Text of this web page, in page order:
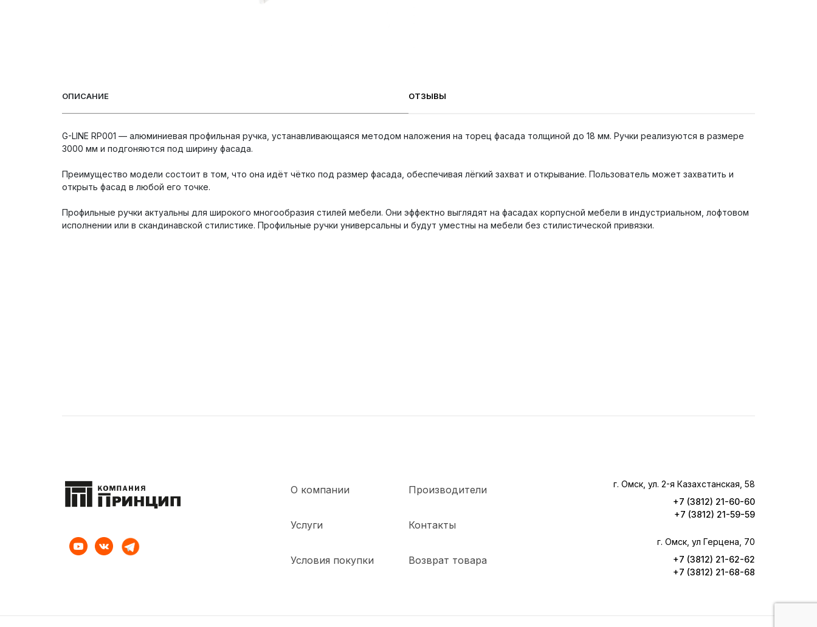
ОПИСАНИЕ ОТЗЫВЫ
G-LINE RP001 — алюминиевая профильная ручка, устанавливающаяся методом наложения на торец фасада толщиной до 18 мм. Ручки реализуются в размере
3000 мм и подгоняются под ширину фасада.
Преимущество модели состоит в том, что она идёт чётко под размер фасада, обеспечивая лёгкий захват и открывание. Пользователь может захватить и
открыть фасад в любой его точке.
Профильные ручки актуальны для широкого многообразия стилей мебели. Они эффектно выглядят на фасадах корпусной мебели в индустриальном, лофтовом
исполнении или в скандинавской стилистике. Профильные ручки универсальны и будут уместны на мебели без стилистической привязки.
О компании
Услуги
Условия покупки
Производители
Контакты
Возврат товара
г. Омск, ул. 2-я Казахстанская, 58
+7 (3812) 21-60-60
+7 (3812) 21-59-59
г. Омск, ул Герцена, 70
+7 (3812) 21-62-62
+7 (3812) 21-68-68